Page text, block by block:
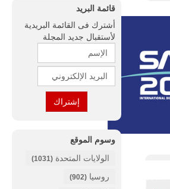
قائمة البريد
أشترك فى القائمة البريدية
لأستقبال جديد المجلة
وسوم الموقع
الولايات المتحدة (1031)
روسيا (902)